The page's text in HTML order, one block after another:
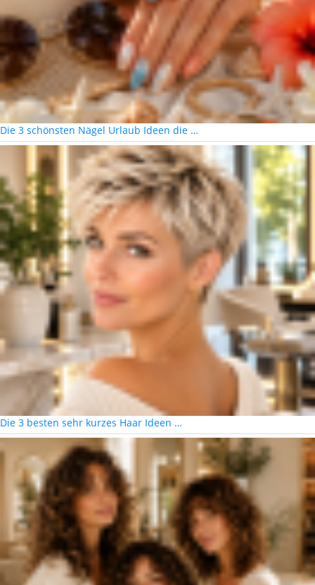
Die 3 schönsten Nägel Urlaub Ideen die …
Die 3 besten sehr kurzes Haar Ideen …